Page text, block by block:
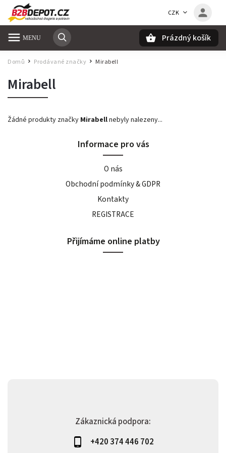
CZK
Prázdný košík
Domů / Prodávané značky / Mirabell
Mirabell
Žádné produkty značky Mirabellnebyly nalezeny...
Zákaznická podpora:
+420 374 446 702
Informace pro vás
O nás
Obchodní podmínky & GDPR
Kontakty
REGISTRACE
Přijímáme online platby